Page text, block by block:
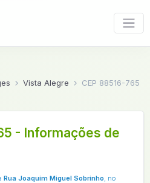
Vista Alegre CEP 88516-765
- Informações de
Rua Joaquim Miguel Sobrinho, no